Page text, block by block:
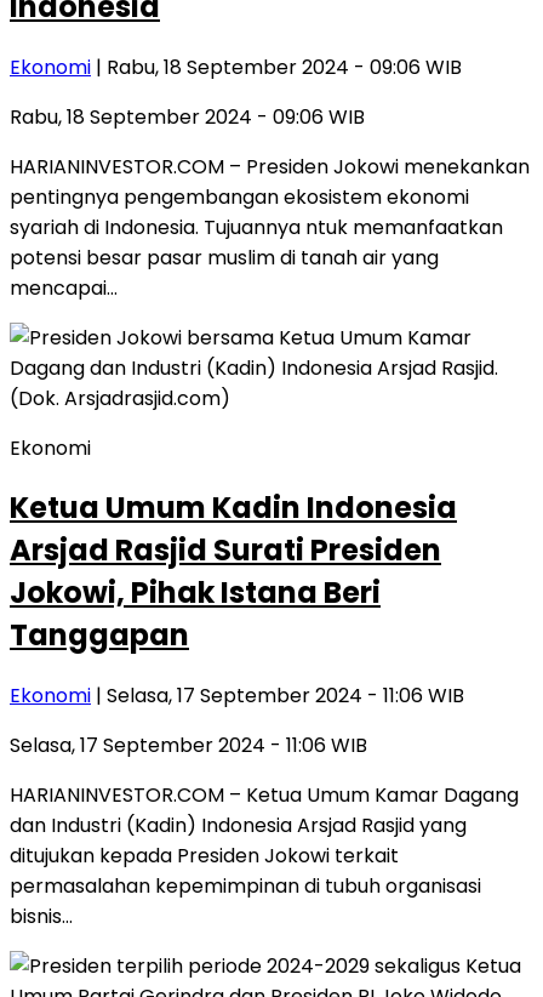
Ekonomi | Rabu, 18 September 2024 - 09:06 WIB
Rabu, 18 September 2024 - 09:06 WIB
HARIANINVESTOR.COM – Presiden Jokowi menekankan
pentingnya pengembangan ekosistem ekonomi
syariah di Indonesia. Tujuannya ntuk memanfaatkan
potensi besar pasar muslim di tanah air yang
mencapai…
Ekonomi
Ketua Umum Kadin Indonesia
Arsjad Rasjid Surati Presiden
Jokowi, Pihak Istana Beri
Tanggapan
Ekonomi | Selasa, 17 September 2024 - 11:06 WIB
Selasa, 17 September 2024 - 11:06 WIB
HARIANINVESTOR.COM – Ketua Umum Kamar Dagang
dan Industri (Kadin) Indonesia Arsjad Rasjid yang
ditujukan kepada Presiden Jokowi terkait
permasalahan kepemimpinan di tubuh organisasi
bisnis…